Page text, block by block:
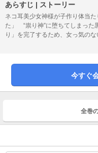
あらすじ | ストーリー
ネコ耳美少女神様が子作り体当
た」 “祟り神”に堕ちてしまった
り」を完了するため、女っ気の
するが、彼の想い人はクロ自身
今すぐ
全巻